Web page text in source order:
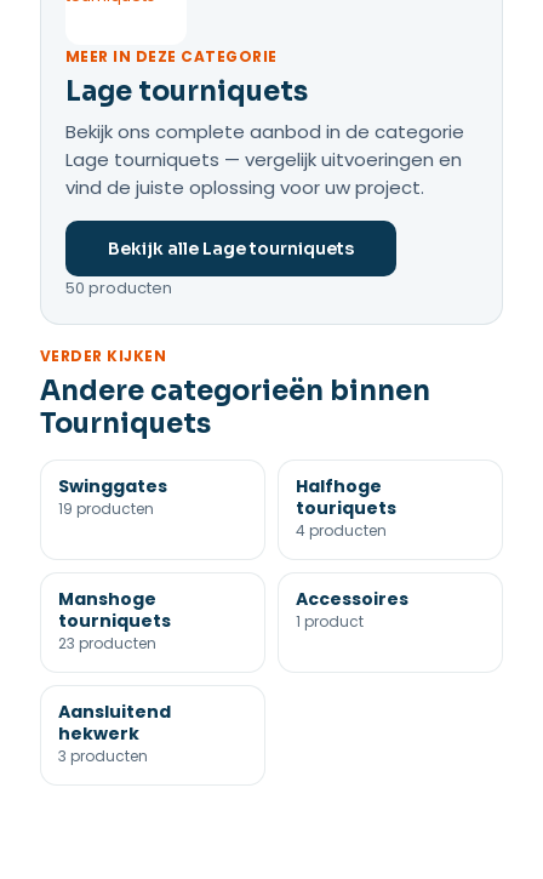
MEER IN DEZE CATEGORIE
Lage tourniquets
Bekijk ons complete aanbod in de categorie
Lage tourniquets — vergelijk uitvoeringen en
vind de juiste oplossing voor uw project.
Bekijk alle Lage tourniquets
50 producten
VERDER KIJKEN
Andere categorieën binnen
Tourniquets
Swinggates
19 producten
Halfhoge
touriquets
4 producten
Manshoge
tourniquets
23 producten
Accessoires
1 product
Aansluitend
hekwerk
3 producten